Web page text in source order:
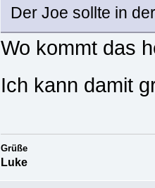
Der Joe sollte in
Wo kommt das
Ich kann damit
Grüße
Luke